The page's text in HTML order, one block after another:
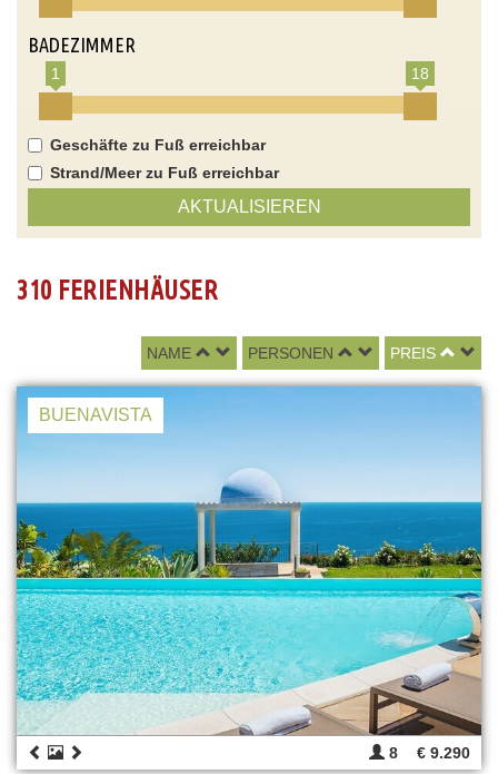
BADEZIMMER
1 18
Geschäfte zu Fuß erreichbar
Strand/Meer zu Fuß erreichbar
AKTUALISIEREN
310 FERIENHÄUSER
NAME PERSONEN PREIS
BUENAVISTA
8 € 9.290